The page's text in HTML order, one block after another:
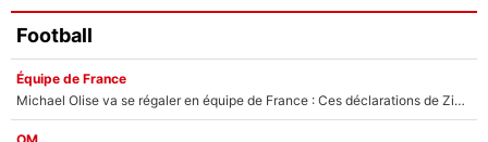
Football
Équipe de France
Michael Olise va se régaler en équipe de France : Ces déclarations de Zinedine Zidane qui prouvent qu'il va tout miser sur la star du Bayern Munich !